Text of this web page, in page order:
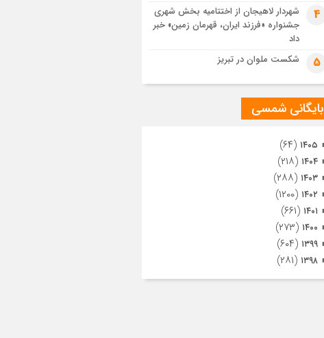
تصاویری از تراکم جمعیت حاضر در میدان
ثورهالعشرین نجف اشرف4
شهردار لاهیجان از اختتامیه بخش شهری
جشنواره «فرزند ایران، قهرمان زمین» خبر
داد
5 شکست ملوان در تبریز
بایگانی شمسی
۱۴۰۵ (۶۴)
۱۴۰۴ (۲۱۸)
۱۴۰۳ (۲۸۸)
۱۴۰۲ (۱۲۰۰)
۱۴۰۱ (۶۶۱)
۱۴۰۰ (۲۷۳)
۱۳۹۹ (۶۰۴)
۱۳۹۸ (۲۸۱)